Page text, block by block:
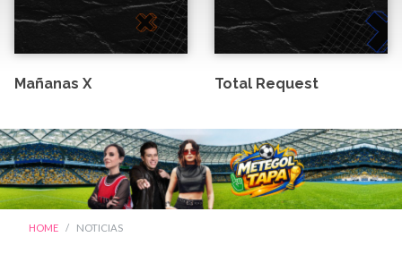
Mañanas X Total Request
HOME NOTICIAS